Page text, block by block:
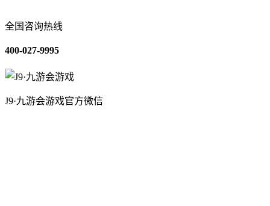
全国咨询热线
400-027-9995
J9·九游会游戏官方微信